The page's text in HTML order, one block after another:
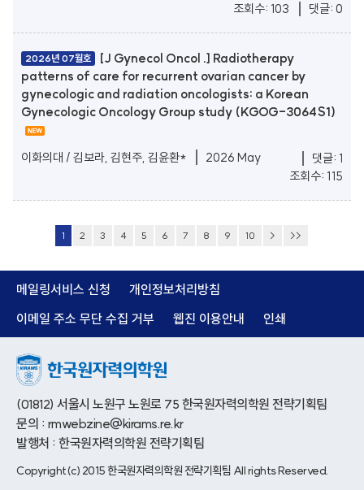
댓글: 0
조회수: 103
2026년 07월호
[J Gynecol Oncol .] Radiotherapy
patterns of care for recurrent ovarian cancer by
gynecologic and radiation oncologists: a Korean
Gynecologic Oncology Group study (KGOG-3064S1)
이화의대 / 김보라, 김현주, 김윤환* 2026 May
댓글: 1
조회수: 115
1 2 3 4 5 6 7 8 9 10 > >>
메일링서비스 신청
개인정보처리방침
이메일 주소 무단 수집 거부
웹진 이용안내 인쇄
(01812) 서울시 노원구 노원로 75 한국원자력의학원 전략기획팀
문의 : rmwebzine@kirams.re.kr
발행처 : 한국원자력의학원 전략기획팀
Copyright(c) 2015 한국원자력의학원 전략기획팀 All rights Reserved.